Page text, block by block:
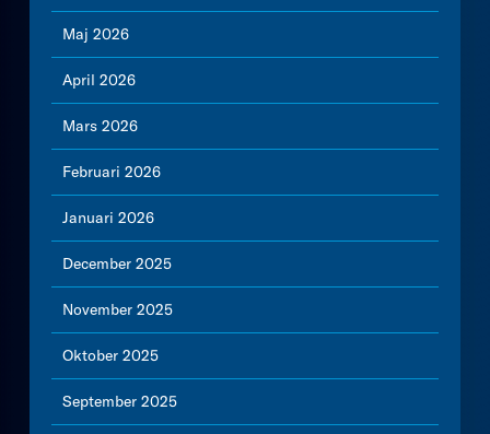
Maj 2026
April 2026
Mars 2026
Februari 2026
Januari 2026
December 2025
November 2025
Oktober 2025
September 2025